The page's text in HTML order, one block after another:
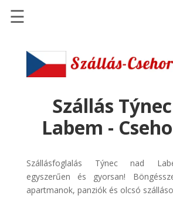
Szállások
Szállásinfo.eu
Repülőjegy
pénzvisszatérítéssel
Discover
Cars
☰
Szállás
Labem -
Szállásfoglalás Týnec nad
egyszerűen és gyorsan!
apartmanok, panziók és olcsó